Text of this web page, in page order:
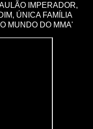
IMPERADOR,
ÚNICA FAMÍLIA
MUNDO DO MMA'